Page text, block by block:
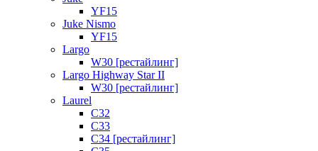
YF15
Juke Nismo
YF15
Largo
W30 [рестайлинг]
Largo Highway Star II
W30 [рестайлинг]
Laurel
C32
C33
C34 [рестайлинг]